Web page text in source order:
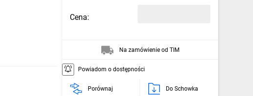
Cena:
Na zamówienie od TIM
Powiadom o dostępności
Porównaj Do Schowka